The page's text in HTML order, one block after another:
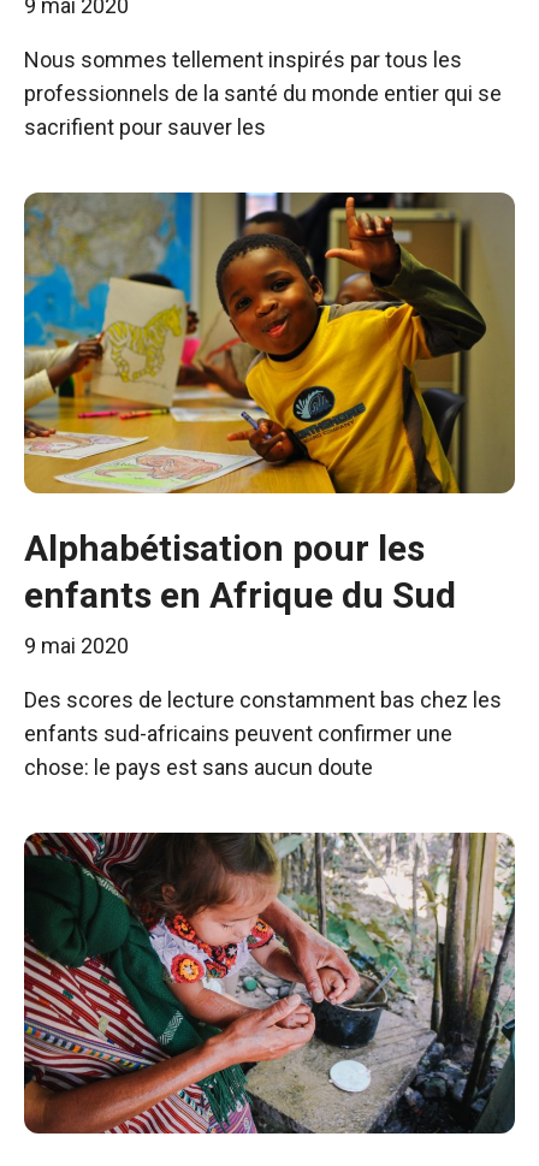
9 mai 2020
Nous sommes tellement inspirés par tous les
professionnels de la santé du monde entier qui se
sacrifient pour sauver les
Alphabétisation pour les
enfants en Afrique du Sud
9 mai 2020
Des scores de lecture constamment bas chez les
enfants sud-africains peuvent confirmer une
chose: le pays est sans aucun doute